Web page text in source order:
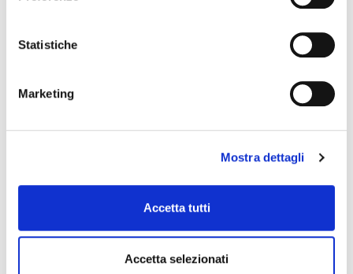
Statistiche
Marketing
Mostra dettagli
Accetta tutti
Accetta selezionati
Radar
155,00 €